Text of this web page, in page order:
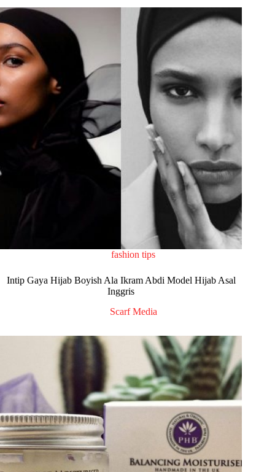
fashion tips
Intip Gaya Hijab Boyish Ala Ikram Abdi Model Hijab Asal
Inggris
Scarf Media